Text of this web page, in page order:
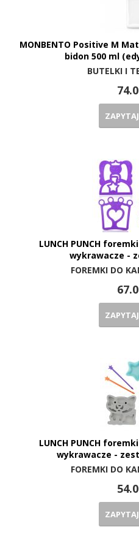
MONBENTO Positive M
bidon 500 ml
BUTELKI I
LUNCH PUNCH
wykrawacze -
FOREMKI DO
LUNCH PUNCH
wykrawacze -
FOREMKI DO